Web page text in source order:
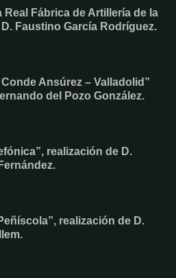
Real Fábrica de Artillería de la
Faustino García Rodríguez.
Ansúrez – Valladolid”
del Pozo González.
realización de D.
realización de D.